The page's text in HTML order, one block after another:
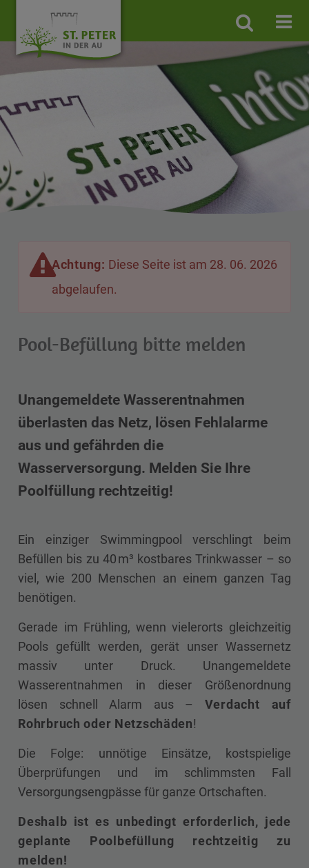
Site
search
toggle
Achtung: Diese Seite ist am 28. 06. 2026
abgelaufen.
Pool-Befüllung bitte melden
Unangemeldete Wasserentnahmen
überlasten das Netz, lösen Fehlalarme
aus und gefährden die
Wasserversorgung. Melden Sie Ihre
Poolfüllung rechtzeitig!
Ein einziger Swimmingpool verschlingt beim
Befüllen bis zu 40 m³ kostbares Trinkwasser – so
viel, wie 200 Menschen an einem ganzen Tag
benötigen.
Gerade im Frühling, wenn vielerorts gleichzeitig
Pools gefüllt werden, gerät unser Wassernetz
massiv unter Druck. Unangemeldete
Wasserentnahmen in dieser Größenordnung
lösen schnell Alarm aus – Verdacht auf
Rohrbruch oder Netzschäden!
Die Folge: unnötige Einsätze, kostspielige
Überprüfungen und im schlimmsten Fall
Versorgungsengpässe für ganze Ortschaften.
Deshalb ist es unbedingt erforderlich, jede
geplante Poolbefüllung rechtzeitig zu
melden!